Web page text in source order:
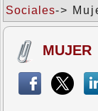
Sociales->
MUJER